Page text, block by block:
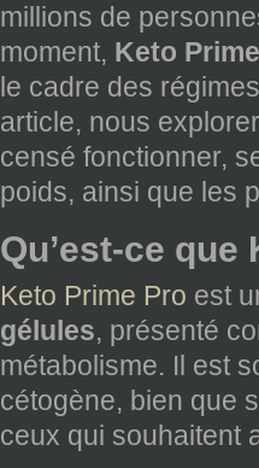
millions de
moment, Keto
le cadre des
article, nous
censé fonctionner,
poids, ainsi que les
Qu’est-ce
Keto Prime Pro est
gélules, présenté
métabolisme. Il est
cétogène, bien que
ceux qui souhaitent